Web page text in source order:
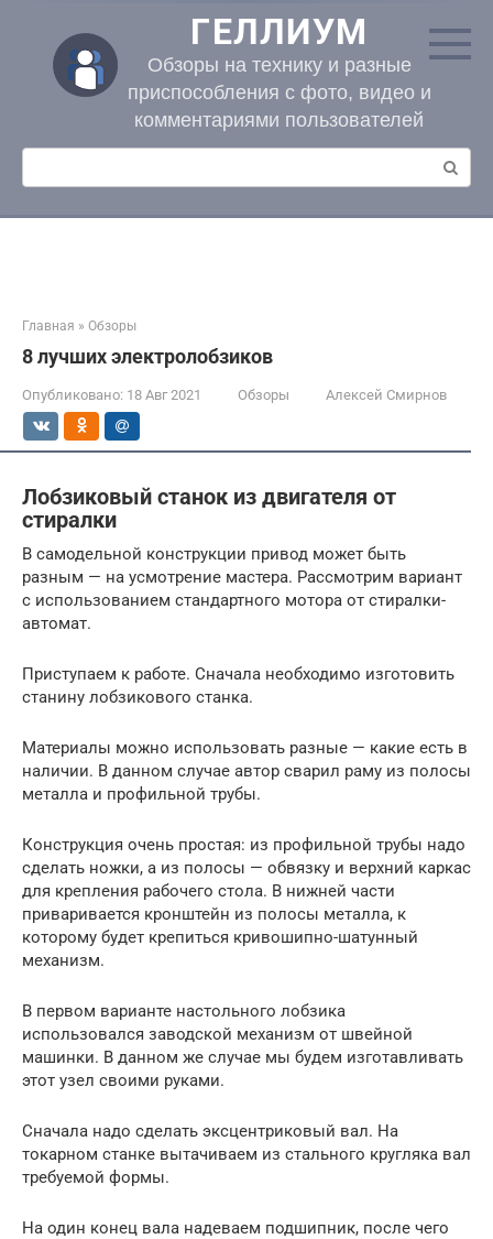
контенту
ГЕЛЛИУМ
Обзоры на технику и разные
приспособления с фото, видео и
комментариями пользователей
Поиск:
Главная » Обзоры
8 лучших электролобзиков
Опубликовано: 18 Авг 2021 Обзоры Алексей Смирнов
Лобзиковый станок из двигателя от
стиралки
В самодельной конструкции привод может быть
разным — на усмотрение мастера. Рассмотрим вариант
с использованием стандартного мотора от стиралки-
автомат.
Приступаем к работе. Сначала необходимо изготовить
станину лобзикового станка.
Материалы можно использовать разные — какие есть в
наличии. В данном случае автор сварил раму из полосы
металла и профильной трубы.
Конструкция очень простая: из профильной трубы надо
сделать ножки, а из полосы — обвязку и верхний каркас
для крепления рабочего стола. В нижней части
приваривается кронштейн из полосы металла, к
которому будет крепиться кривошипно-шатунный
механизм.
В первом варианте настольного лобзика
использовался заводской механизм от швейной
машинки. В данном же случае мы будем изготавливать
этот узел своими руками.
Сначала надо сделать эксцентриковый вал. На
токарном станке вытачиваем из стального кругляка вал
требуемой формы.
На один конец вала надеваем подшипник, после чего